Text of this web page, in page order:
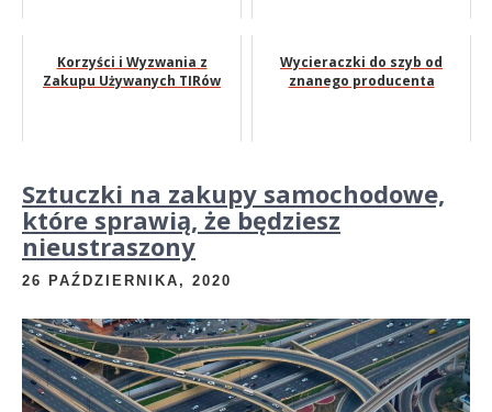
Korzyści i Wyzwania z
Zakupu Używanych TIRów
Wycieraczki do szyb od
znanego producenta
Sztuczki na zakupy samochodowe,
które sprawią, że będziesz
nieustraszony
26 PAŹDZIERNIKA, 2020